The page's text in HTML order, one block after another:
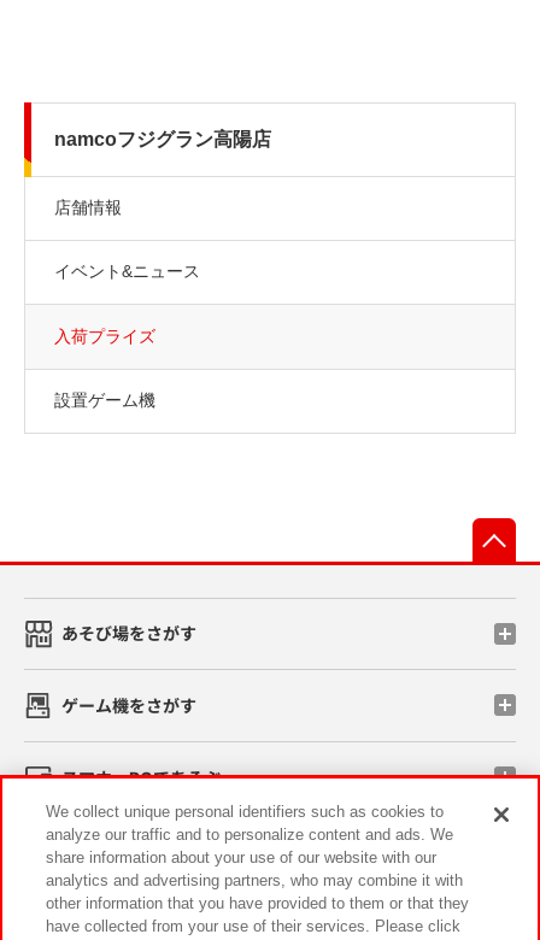
namcoフジグラン高陽店
店舗情報
イベント&ニュース
入荷プライズ
設置ゲーム機
あそび場をさがす
ゲーム機をさがす
スマホ・PCであそぶ
イベント・キャンペーン
We collect unique personal identifiers such as cookies to
analyze our traffic and to personalize content and ads. We
share information about your use of our website with our
analytics and advertising partners, who may combine it with
other information that you have provided to them or that they
have collected from your use of their services. Please click